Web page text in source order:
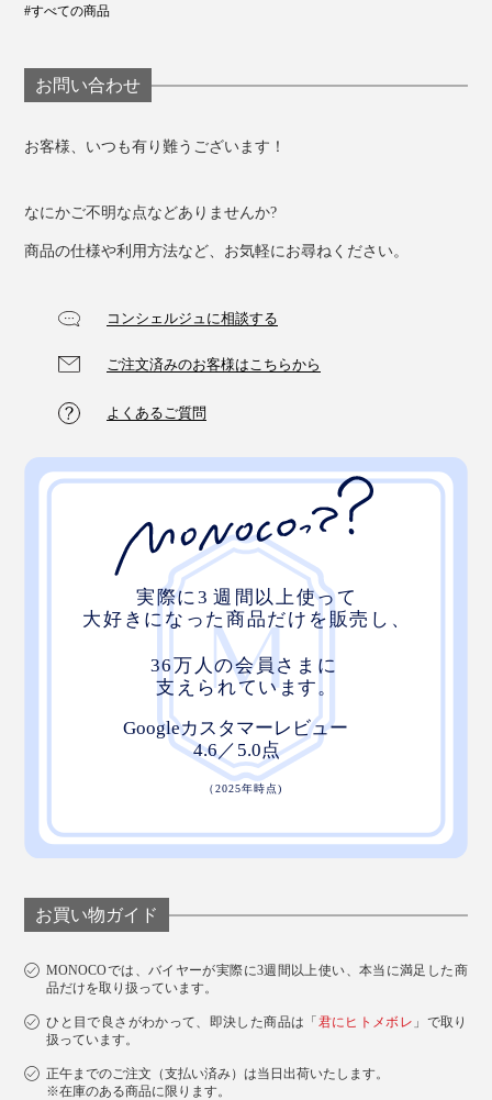
#すべての商品
お問い合わせ
お客様、いつも有り難うございます！
なにかご不明な点などありませんか?
商品の仕様や利用方法など、お気軽にお尋ねください。
コンシェルジュに相談する
ご注文済みのお客様はこちらから
よくあるご質問
お買い物ガイド
MONOCOでは、バイヤーが実際に3週間以上使い、本当に満足した商
品だけを取り扱っています。
ひと目で良さがわかって、即決した商品は「君にヒトメボレ 」で取り
扱っています。
正午までのご注文（支払い済み）は当日出荷いたします。
※在庫のある商品に限ります。